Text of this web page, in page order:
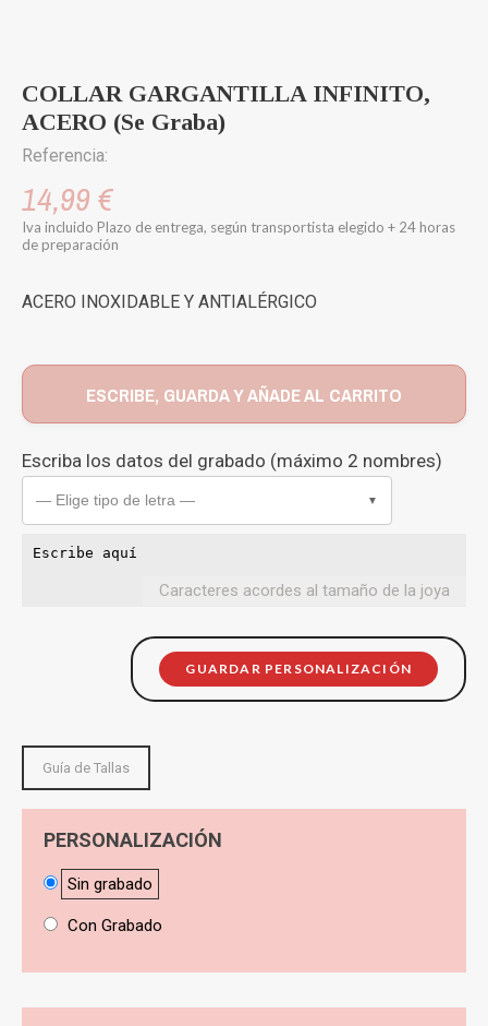
COLLAR GARGANTILLA INFINITO,
ACERO (Se Graba)
Referencia:
14,99 €
Iva incluido Plazo de entrega, según transportista elegido + 24 horas
de preparación
ACERO INOXIDABLE Y ANTIALÉRGICO
ESCRIBE, GUARDA Y AÑADE AL CARRITO
Escriba los datos del grabado (máximo 2 nombres)
— Elige tipo de letra — ▼
Caracteres acordes al tamaño de la joya
GUARDAR PERSONALIZACIÓN
Guía de Tallas
PERSONALIZACIÓN
Sin grabado
Con Grabado